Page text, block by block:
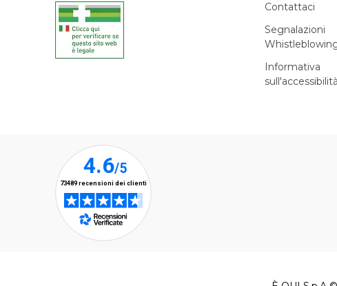
Contattaci
Segnalazioni
Informativa
sull'accessibilità